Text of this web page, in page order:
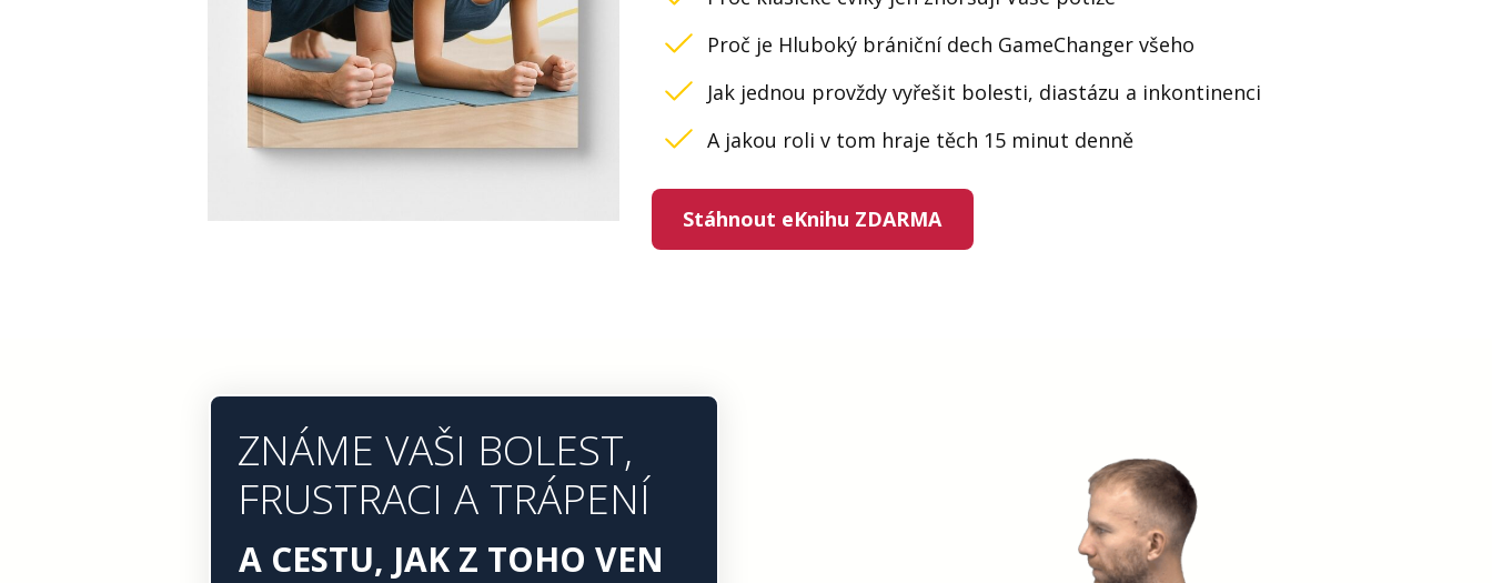
Proč je Hluboký brániční dech GameChanger všeho
Jak jednou provždy vyřešit bolesti, diastázu a inkontinenci
A jakou roli v tom hraje těch 15 minut denně
Stáhnout eKnihu ZDARMA
ZNÁME VAŠI BOLEST,
FRUSTRACI A TRÁPENÍ
A CESTU, JAK Z TOHO VEN